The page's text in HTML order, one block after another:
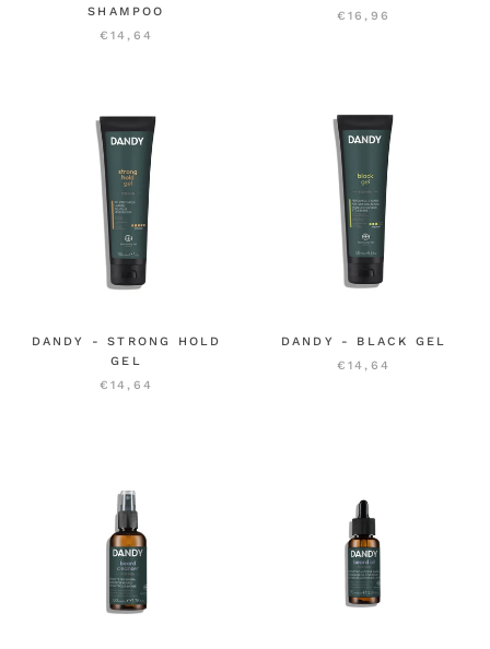
SHAMPOO
€14,64
€16,96
DANDY - STRONG HOLD
GEL
€14,64
DANDY - BLACK GEL
€14,64